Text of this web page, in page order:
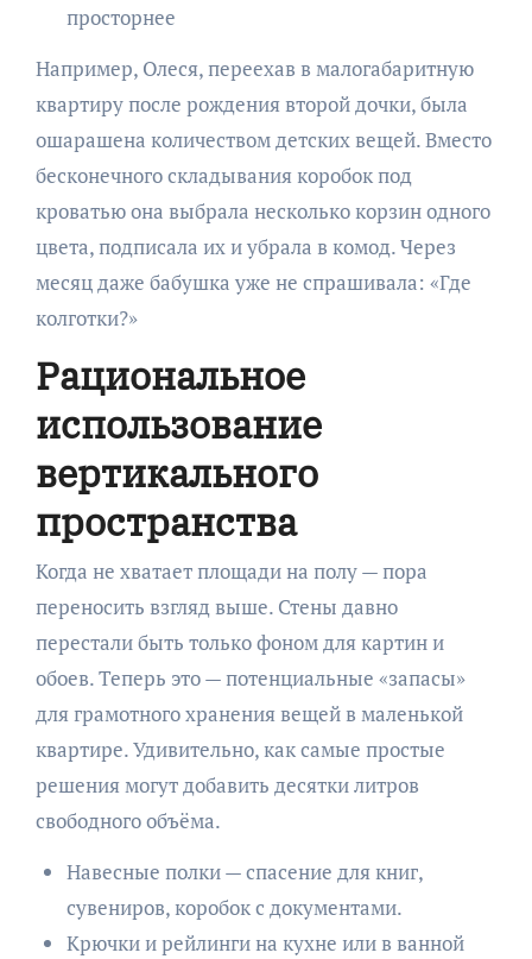
просторнее
Например, Олеся, переехав в малогабаритную
квартиру после рождения второй дочки, была
ошарашена количеством детских вещей. Вместо
бесконечного складывания коробок под
кроватью она выбрала несколько корзин одного
цвета, подписала их и убрала в комод. Через
месяц даже бабушка уже не спрашивала: «Где
колготки?»
Рациональное
использование
вертикального
пространства
Когда не хватает площади на полу — пора
переносить взгляд выше. Стены давно
перестали быть только фоном для картин и
обоев. Теперь это — потенциальные «запасы»
для грамотного хранения вещей в маленькой
квартире. Удивительно, как самые простые
решения могут добавить десятки литров
свободного объёма.
Навесные полки — спасение для книг,
сувениров, коробок с документами.
Крючки и рейлинги на кухне или в ванной